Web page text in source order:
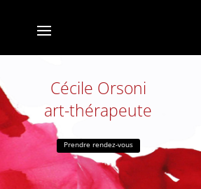
Cécile Orsoni
art-thérapeute
Prendre rendez-vous